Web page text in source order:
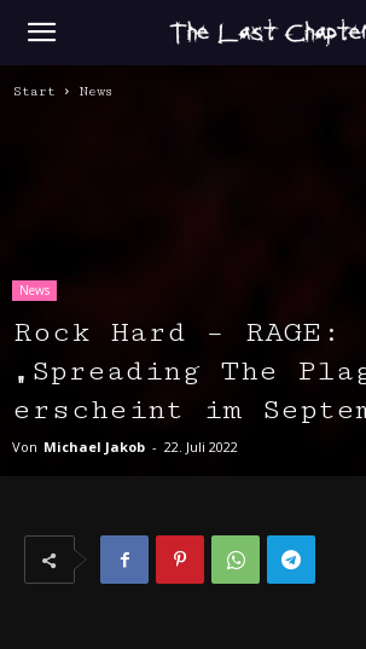
Start News
News
Rock Hard – RAGE:
„Spreading The
erscheint im
Von Michael Jakob - 22. Juli 2022